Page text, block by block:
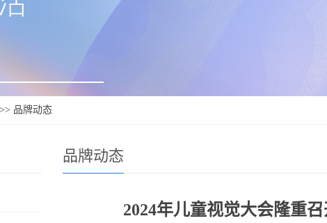
>> 品牌动态
品牌动态
2024年儿童视觉大会隆重